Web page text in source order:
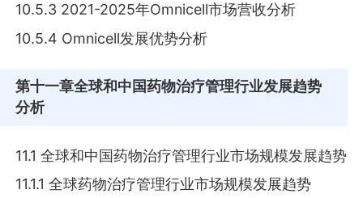
10.5.3 2021-2025年Omnicell市场营收分析
10.5.4 Omnicell发展优势分析
第十一章全球和中国药物治疗管理行业发展趋势
分析
11.1 全球和中国药物治疗管理行业市场规模发展趋势
11.1.1 全球药物治疗管理行业市场规模发展趋势